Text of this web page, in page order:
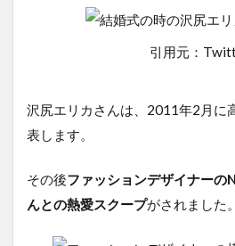
引用元：
沢尻エリカさんは、2011年2月に
表します。
その後ファッションデザイナーの
んとの熱愛スクープがされました。